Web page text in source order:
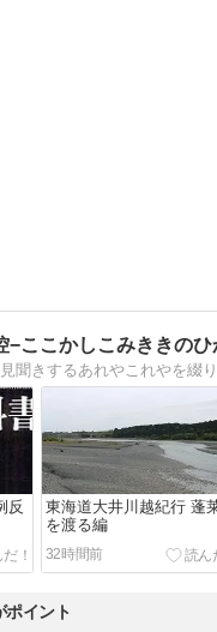
−ここかしこみききのひ
聞きするあれやこれやを綴り
反
東海道大井川越紀行 蓬
を渡る編
32時間前
ポイント